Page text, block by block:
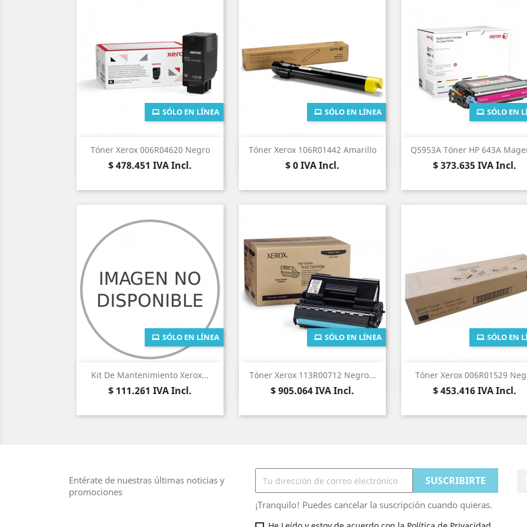
Tóner Xerox 006R04620 Negro
Precio
$ 478.451 IVA Incl.
SÓLO EN LÍNEA
Vista rápida Tóner Xerox 106R01442 Amarillo
Precio
$ 0IVA Incl.
SÓLO EN LÍNEA
Vista rápida Q5953A Tóner HP 643A
Precio
$ 373.635IVA Incl.
SÓLO EN
Vista rápida
Kit De Mantenimiento Xerox...
Precio
$ 111.261 IVA Incl.
SÓLO EN LÍNEA
Vista rápida Tóner Xerox 113R00712 Negro...
Precio
$ 905.064IVA Incl.
SÓLO EN LÍNEA
Vista rápida Tóner Xerox 006R01529
Precio
$ 453.416IVA Incl.
SÓLO EN
Vista rápida
Entérate de nuestras últimas noticias y
promociones
¡Tranquilo! Puedes cancelar la suscripción cuando quieras.